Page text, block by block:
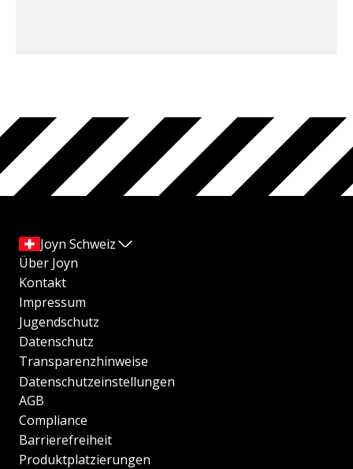
Joyn Schweiz
Über Joyn
Kontakt
Impressum
Jugendschutz
Datenschutz
Transparenzhinweise
Datenschutzeinstellungen
AGB
Compliance
Barrierefreiheit
Produktplatzierungen